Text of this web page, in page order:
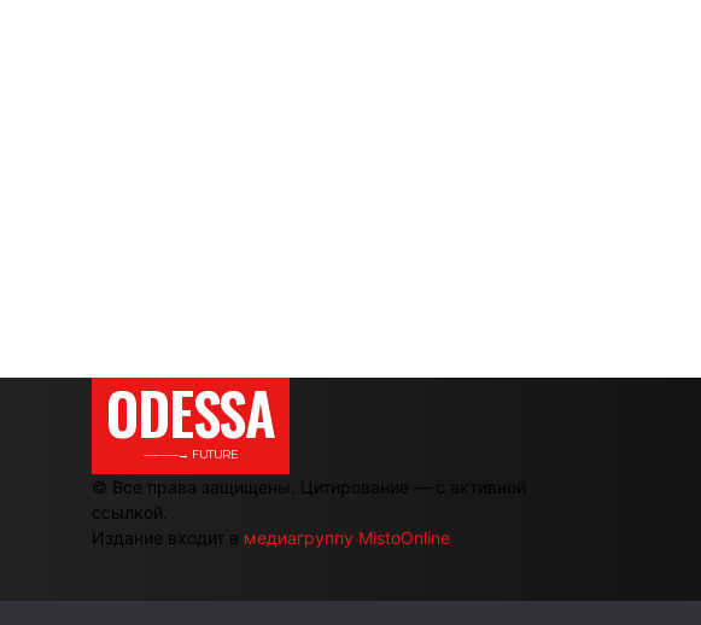
ODESSA
———→ FUTURE
© Все права защищены. Цитирование — с активной
ссылкой.
Издание входит в медиагруппу MistoOnline